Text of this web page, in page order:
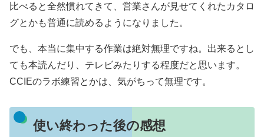
比べると全然慣れてきて、営業さんが見せてくれたカタロ
グとかも普通に読めるようになりました。
でも、本当に集中する作業は絶対無理ですね。出来るとし
ても本読んだり、テレビみたりする程度だと思います。
CCIEのラボ練習とかは、気がちって無理です。
使い終わった後の感想